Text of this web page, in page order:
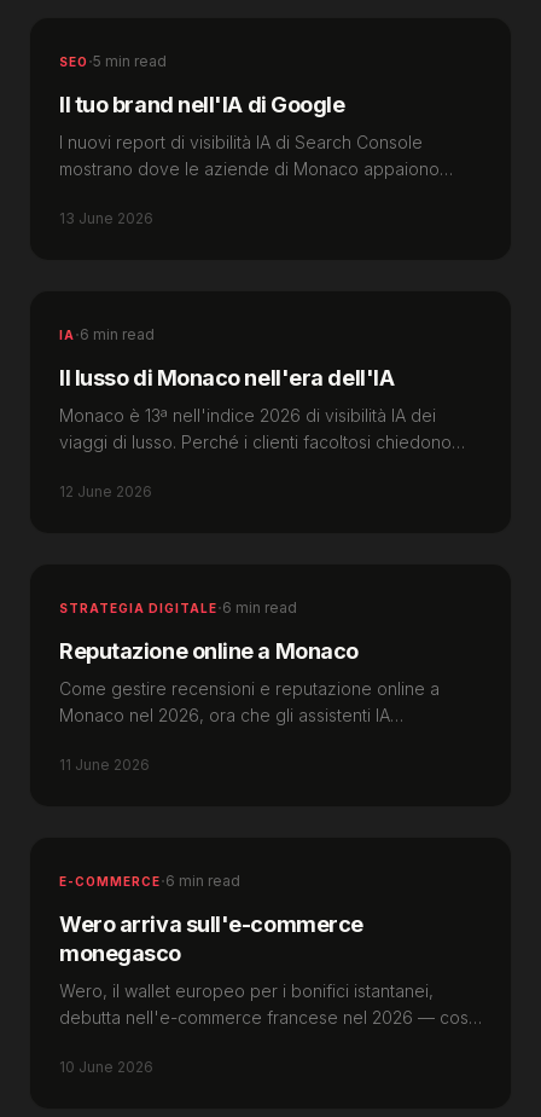
SEO ·5 min read
Il tuo brand nell'IA di Google
I nuovi report di visibilità IA di Search Console
mostrano dove le aziende di Monaco appaiono
13 June 2026
IA ·6 min read
Il lusso di Monaco nell'era dell'IA
Monaco è 13ª nell'indice 2026 di visibilità IA dei
viaggi di lusso. Perché i clienti facoltosi chiedono
12 June 2026
STRATEGIA DIGITALE·6 min read
Reputazione online a Monaco
Come gestire recensioni e reputazione online a
Monaco nel 2026, ora che gli assistenti IA
11 June 2026
E-COMMERCE·6 min read
Wero arriva sull'e-commerce
monegasco
Wero, il wallet europeo per i bonifici istantanei,
debutta nell'e-commerce francese nel 2026 — cosa
10 June 2026